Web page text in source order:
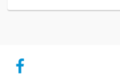
CICYTTP en Facebook